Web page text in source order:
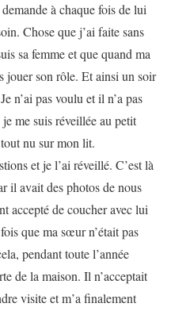
à chaque fois de lui
Chose que j’ai faite sans
sa femme et que quand ma
jouer son rôle. Et ainsi un soir
n’ai pas voulu et il n’a pas
me suis réveillée au petit
nu sur mon lit.
et je l’ai réveillé. C’est là
il avait des photos de nous
accepté de coucher avec lui
que ma sœur n’était pas
pendant toute l’année
de la maison. Il n’acceptait
visite et m’a finalement